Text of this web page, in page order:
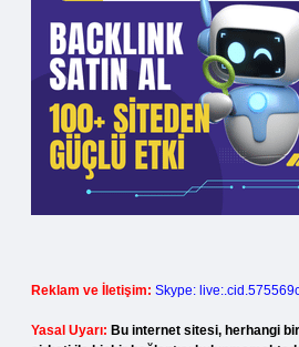
Reklam ve İletişim: Skype:
Yasal Uyarı: Bu internet sitesi, herhangi